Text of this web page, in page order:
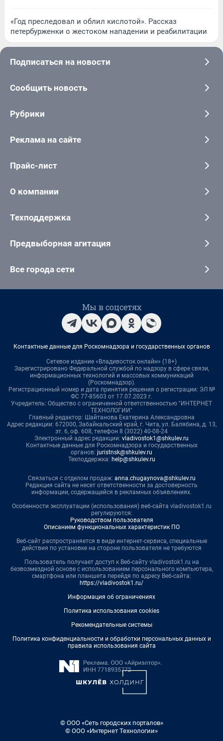
«Год преследовал и облил кислотой». Рассказ
петербурженки о жестоком нападении и реабилитации
Подписаться на новости
Сообщить новость
Рубрики
Реклама на сайте
Прайс-лист
О компании
Техподдержка
Предвыборная агитация
Все города сети
Мы в соцсетях
Контактные данные для Роскомнадзора и государственных органов
Сетевое издание «Владивосток онлайн» (18+)
Зарегистрировано Федеральной службой по надзору в сфере связи,
информационных технологий и массовых коммуникаций
(Роскомнадзор).
Регистрационный номер и дата принятия решения о регистрации: ЭЛ №
ФС 77-85603 от 17.07.2023 г.
Учредитель: Общество с ограниченной ответственностью "ИНТЕРНЕТ
ТЕХНОЛОГИИ"
Главный редактор: Шайтанова Екатерина Александровна
Адрес редакции: 672000, Забайкальский край, г. Чита, ул. Балябина, д. 13,
эт. 6, оф. 608, телефон 8 (3022) 40-08-24
Электронный адрес редакции: vladivostok1@shkulev.ru
Контактные данные для Роскомнадзора и государственных
органов: juristnsk@shkulev.ru
Техподдержка: help@shkulev.ru
Связаться с отделом продаж: anna.chugaynova@shkulev.ru
Редакция сайта не несет ответственности за достоверность
информации, содержащейся в рекламных объявлениях.
Особенности эксплуатации (использования) веб-сайта vladivostok1.ru
регулируются:
Руководством пользователя
Описанием функциональных характеристик ПО
Веб-сайт распространяется в виде интернет-сервиса, специальные
действия по установке на стороне пользователя не требуются
Пользователь получает доступ к Веб-сайту vladivostok1.ru на
безвозмездной основе с использованием персонального компьютера,
смартфона или планшета перейдя по адресу Веб-сайта:
https://vladivostok1.ru/
Информация об ограничениях
Политика использования cookies
Рекомендательные системы
Политика конфиденциальности и обработки персональных данных и
правила использования сайта
© ООО «Сеть городских порталов»
© ООО «Интернет Технологии»